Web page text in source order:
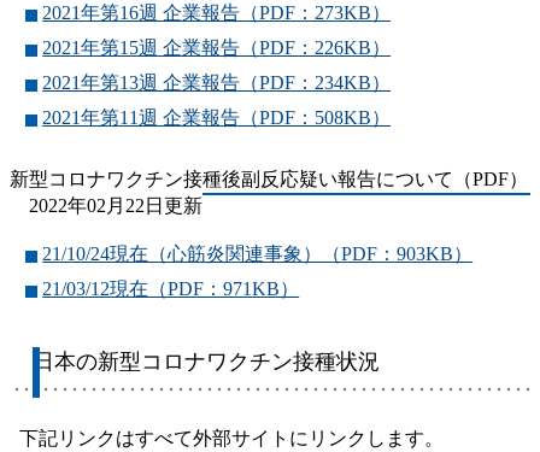
2021年第16週 企業報告（PDF：273KB）
2021年第15週 企業報告（PDF：226KB）
2021年第13週 企業報告（PDF：234KB）
2021年第11週 企業報告（PDF：508KB）
新型コロナワクチン接種後副反応疑い報告について（PDF）
2022年02月22日更新
21/10/24現在（心筋炎関連事象）（PDF：903KB）
21/03/12現在（PDF：971KB）
日本の新型コロナワクチン接種状況
下記リンクはすべて外部サイトにリンクします。